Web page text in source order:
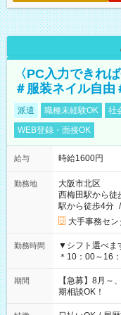
〈PC入力できれ
＃服装ネイル自
派遣 職種未経験OK 社
WEB登録・面接OK
給与 時給1600円
勤務地
大阪市北区
西梅田駅から徒
駅から徒歩4分 /
大手事務セン
勤務時間
▼シフト選べま
＊10：00～16
11：00～19：
期間
【急募】8月
期相談OK！